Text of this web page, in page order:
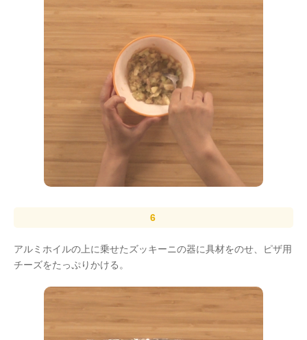
アルミホイルの上に乗せたズッキーニの器に具材をのせ、ピザ用
チーズをたっぷりかける。